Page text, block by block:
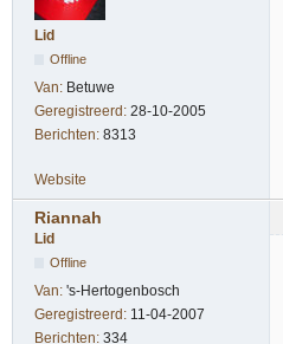
Lid
Offline
Van: Betuwe
Geregistreerd: 28-10-2005
Berichten: 8313
Website
Riannah
Lid
Offline
Van: 's-Hertogenbosch
Geregistreerd: 11-04-2007
Berichten: 334